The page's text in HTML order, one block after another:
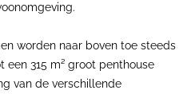
worden naar boven toe steeds
een 315 m² groot penthouse
van de verschillende